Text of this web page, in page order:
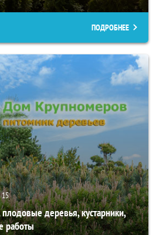
ПОДРОБНЕЕ
15
деревья, кустарники,
работы